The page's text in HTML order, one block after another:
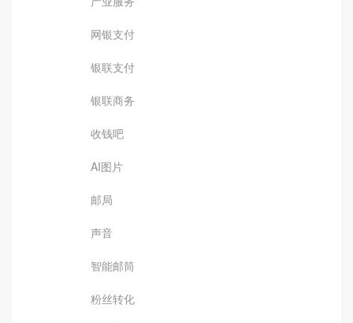
网银支付
银联支付
银联商务
收钱吧
AI图片
邮局
声音
智能邮筒
粉丝转化